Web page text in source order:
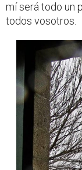
mí será todo un
todos vosotros.